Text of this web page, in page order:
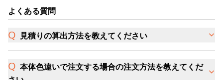
よくある質問
見積りの算出方法を教えてください
本体色違いで注文する場合の注文方法を教えてくだ